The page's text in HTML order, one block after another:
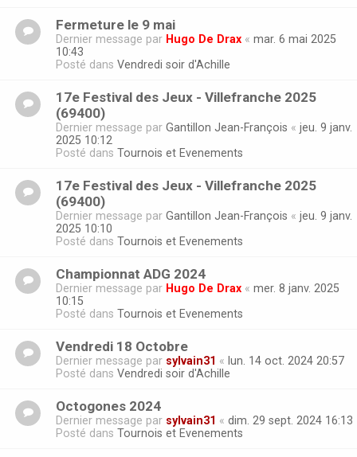
Fermeture le 9 mai
Dernier message par Hugo De Drax « mar. 6 mai 2025
10:43
Posté dans Vendredi soir d'Achille
17e Festival des Jeux - Villefranche 2025
(69400)
Dernier message par Gantillon Jean-François « jeu. 9 janv.
2025 10:12
Posté dans Tournois et Evenements
17e Festival des Jeux - Villefranche 2025
(69400)
Dernier message par Gantillon Jean-François « jeu. 9 janv.
2025 10:10
Posté dans Tournois et Evenements
Championnat ADG 2024
Dernier message par Hugo De Drax « mer. 8 janv. 2025
10:15
Posté dans Tournois et Evenements
Vendredi 18 Octobre
Dernier message par sylvain31 « lun. 14 oct. 2024 20:57
Posté dans Vendredi soir d'Achille
Octogones 2024
Dernier message par sylvain31 « dim. 29 sept. 2024 16:13
Posté dans Tournois et Evenements